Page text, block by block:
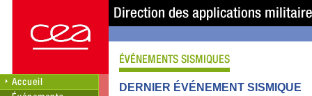
DERNIER ÉVÉNEMENT SISMIQUE